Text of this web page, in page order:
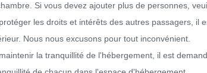
Si vous devez ajouter plus de personnes,
protéger les droits et intérêts des autres passagers,
Nous nous excusons pour tout inconvénient.
maintenir la tranquillité de l'hébergement, il est